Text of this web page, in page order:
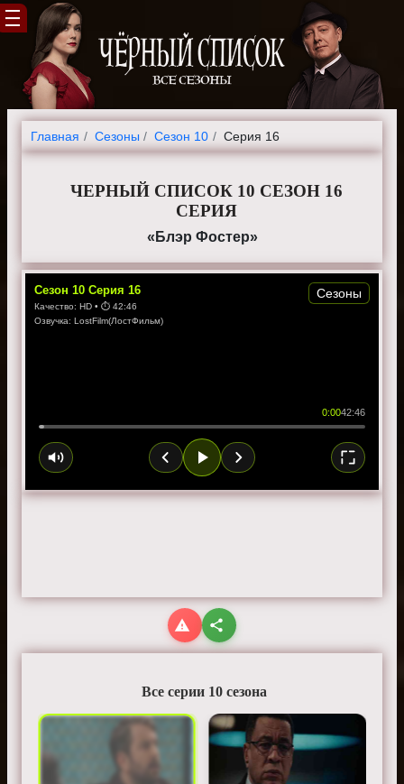
Главная Cезоны Сезон 10 Серия 16
ЧЕРНЫЙ СПИСОК 10 СЕЗОН 16
СЕРИЯ
«Блэр Фостер»
Сезон 10 Серия 16
Качество: HD • ⏱ 42:46
Озвучка: LostFilm(ЛостФильм)
0:0042:46
Сезоны
Все серии 10 сезона